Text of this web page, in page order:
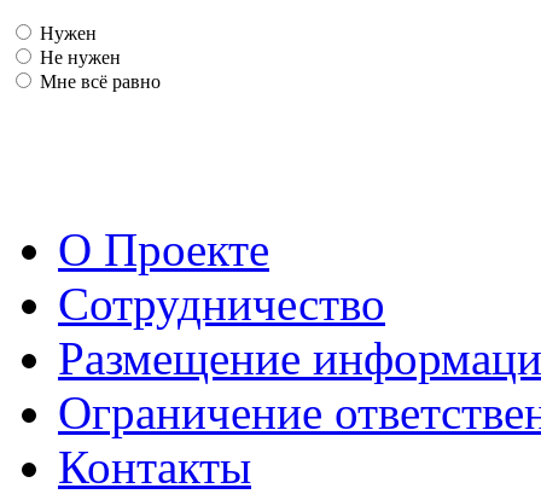
Нужен
Не нужен
Мне всё равно
О Проекте
Сотрудничество
Размещение
Ограничение
Контакты